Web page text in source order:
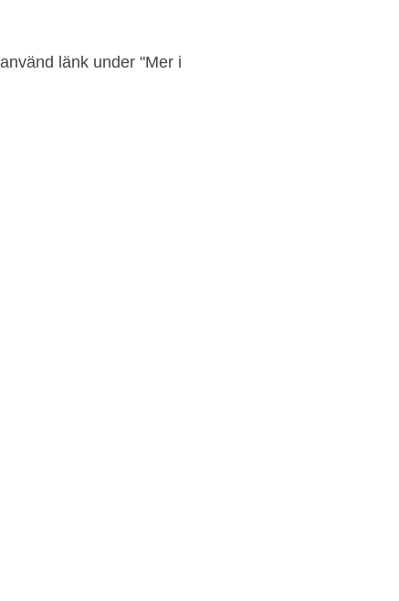
länk under "Mer i